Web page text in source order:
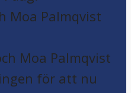
Moa Palmqvist